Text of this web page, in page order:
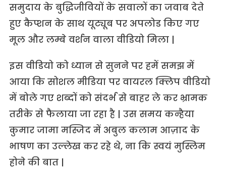
समुदाय के बुद्धिजीवियों के सवालों का जवाब देते
हुए कैप्शन के साथ यूट्यूब पर अपलोड किए गए
मूल और लम्बे वर्शन वाला वीडियो मिला |
इस वीडियो को ध्यान से सुनने पर हमें समझ में
आया कि सोशल मीडिया पर वायरल क्लिप वीडियो
में बोले गए शब्दों को संदर्भ से बाहर ले कर भ्रामक
तरीके से फैलाया जा रहा है | उस समय कन्हैया
कुमार जामा मस्जिद में अबुल कलाम आज़ाद के
भाषण का उल्लेख कर रहे थे, ना कि स्वयं मुस्लिम
होने की बात |